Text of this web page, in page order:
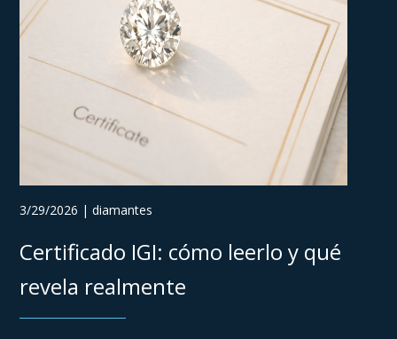
3/29/2026 | diamantes
Certificado IGI: cómo leerlo y qué
revela realmente